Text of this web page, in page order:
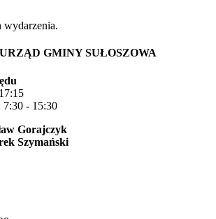
wydarzenia.
URZĄD GMINY SUŁOSZOWA
- 15:30
Gorajczyk
Szymański